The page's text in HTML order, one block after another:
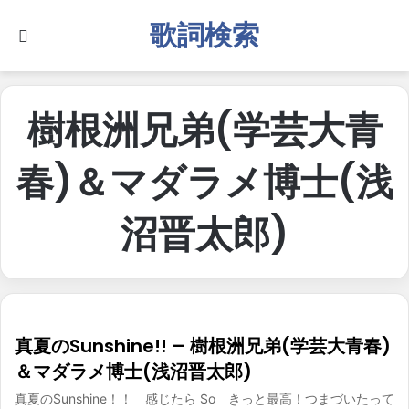
歌詞検索
樹根洲兄弟(学芸大青
春)＆マダラメ博士(浅
沼晋太郎)
真夏のSunshine!! – 樹根洲兄弟(学芸大青春)
＆マダラメ博士(浅沼晋太郎)
真夏のSunshine！！ 感じたら So きっと最高！つまづいたって